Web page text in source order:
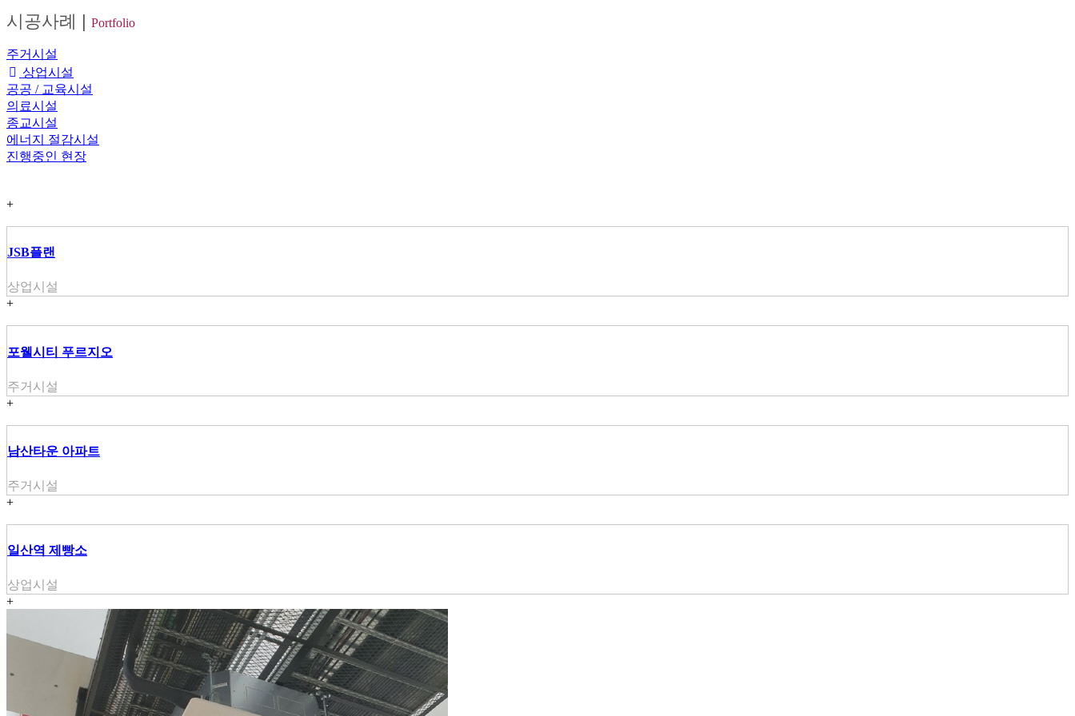
시공사례 | Portfolio
주거시설
상업시설
공공 / 교육시설
의료시설
종교시설
에너지 절감시설
진행중인 현장
+
JSB플랜
상업시설
+
포웰시티 푸르지오
주거시설
+
남산타운 아파트
주거시설
+
일산역 제빵소
상업시설
+